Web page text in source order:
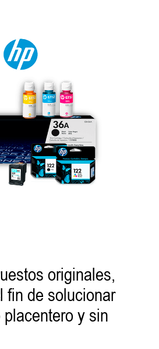
originales,
fin de solucionar
y sin